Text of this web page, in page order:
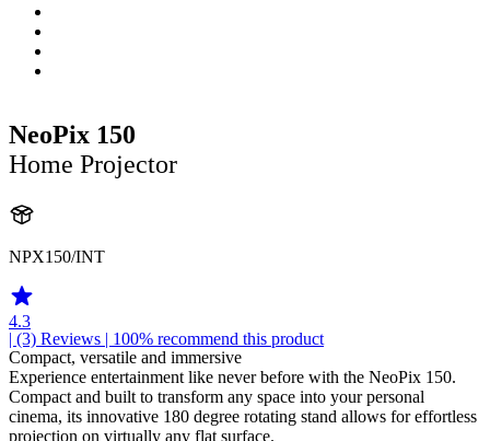
NeoPix 150
Home Projector
NPX150/INT
4.3
| (3) Reviews | 100% recommend this product
Compact, versatile and immersive
Experience entertainment like never before with the NeoPix 150.
Compact and built to transform any space into your personal
cinema, its innovative 180 degree rotating stand allows for effortless
projection on virtually any flat surface.